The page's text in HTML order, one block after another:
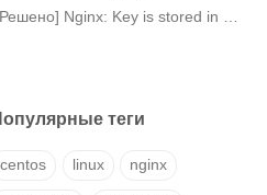
теги
centos linux nginx